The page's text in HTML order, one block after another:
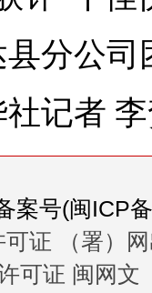
分公
社记者
案号(闽ICP
可证 （署）
可证 闽网文